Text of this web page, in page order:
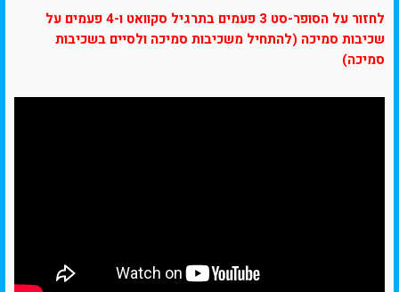
לחזור על הסופר-סט 3 פעמים בתרגיל סקוואט ו-4 פעמים על
שכיבות סמיכה (להתחיל משכיבות סמיכה ולסיים בשכיבות
סמיכה)